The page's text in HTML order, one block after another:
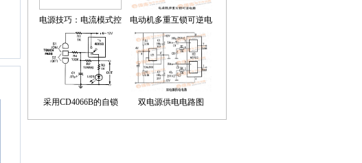
电源技巧：电流模式控
制简化了对降压LED稳
压器的补偿
电动机多重互锁可逆电
路
采用CD4066B的自锁
式触摸开关电路
双电源供电电路图